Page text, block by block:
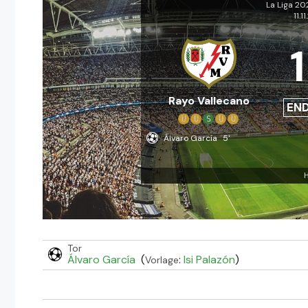
La Liga
Rayo Vallecano
U U S U U
1
Álvaro García 5'
Tor
Álvaro García (Vorlage: Isi Palazón)